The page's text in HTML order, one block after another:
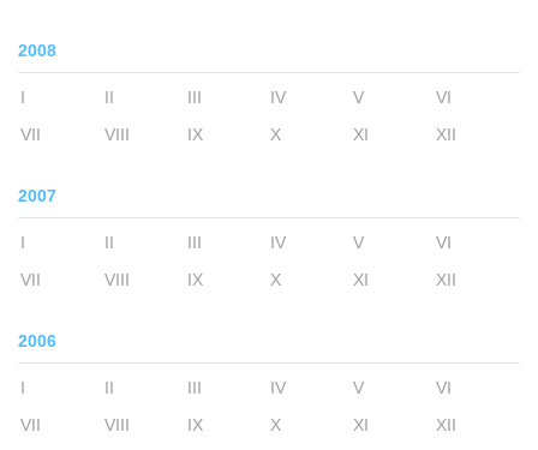
2008
I II III IV V
VI
VII
VIII IX X XI XII
2007
I II III IV V
VI
VII
VIII IX X XI XII
2006
I II III IV V
VI
VII
VIII IX X XI XII